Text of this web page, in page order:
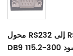
محول RS232 إلى RS485 سلبي من الدرجة الصناعية موصل